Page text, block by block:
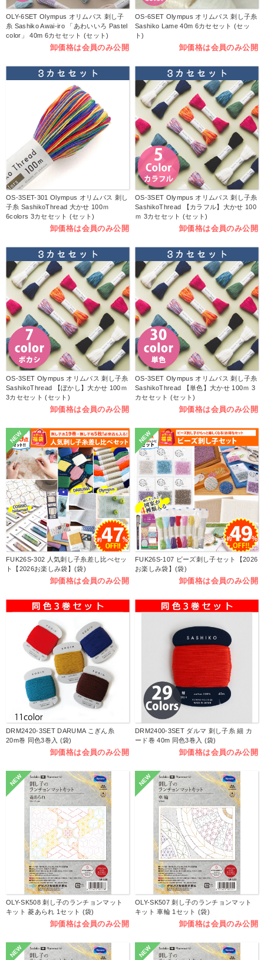
OLY-6SET Olympus オリムパス 刺し子
糸 Sashiko Awai-iro 「あわいいろ Pastel
color」 40m 6カセセット (セット)
卸価格は会員のみ公開
OS-6SET Olympus オリムパス 刺し子糸
Sashiko Lame 40m 6カセセット (セッ
ト)
卸価格は会員のみ公開
OS-3SET-301 Olympus オリムパス 刺し
子糸 SashikoThread 大かせ 100ｍ
6colors 3カセセット (セット)
卸価格は会員のみ公開
OS-3SET Olympus オリムパス 刺し子糸
SashikoThread 【カラフル】大かせ 100
ｍ 3カセセット (セット)
卸価格は会員のみ公開
OS-3SET Olympus オリムパス 刺し子糸
SashikoThread 【ぼかし】大かせ 100ｍ
3カセセット (セット)
卸価格は会員のみ公開
OS-3SET Olympus オリムパス 刺し子糸
SashikoThread 【単色】大かせ 100ｍ 3
カセセット (セット)
卸価格は会員のみ公開
NEW
FUK26S-302 人気刺し子糸差し比べセッ
ト【2026お楽しみ袋】(袋)
卸価格は会員のみ公開
NEW
FUK26S-107 ビーズ刺し子セット【2026
お楽しみ袋】(袋)
卸価格は会員のみ公開
DRM2420-3SET DARUMA こぎん糸
20m巻 同色3巻入 (袋)
卸価格は会員のみ公開
DRM2400-3SET ダルマ 刺し子糸 細 カ
ード巻 40m 同色3巻入 (袋)
卸価格は会員のみ公開
NEW
OLY-SK508 刺し子のランチョンマット
キット 菱あられ 1セット (袋)
卸価格は会員のみ公開
NEW
OLY-SK507 刺し子のランチョンマット
キット 車輪 1セット (袋)
卸価格は会員のみ公開
NEW NEW